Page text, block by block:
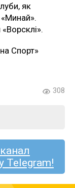
як
Спорт»
308
Telegram!